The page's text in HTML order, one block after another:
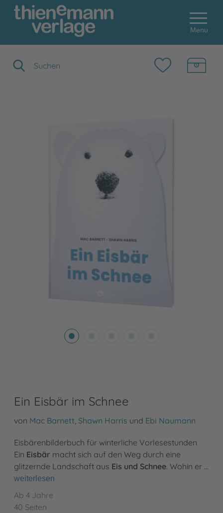
Menu
Ein Eisbär im Schnee
von Mac Barnett Shawn Harris und Ebi Naumann
Eisbärenbilderbuch für winterliche Vorlesestunden
Ein Eisbär macht sich auf den Weg durch eine
glitzernde Landschaft aus Eis und Schnee. Wohin er …
weiterlesen
Ab 4 Jahre
40 Seiten